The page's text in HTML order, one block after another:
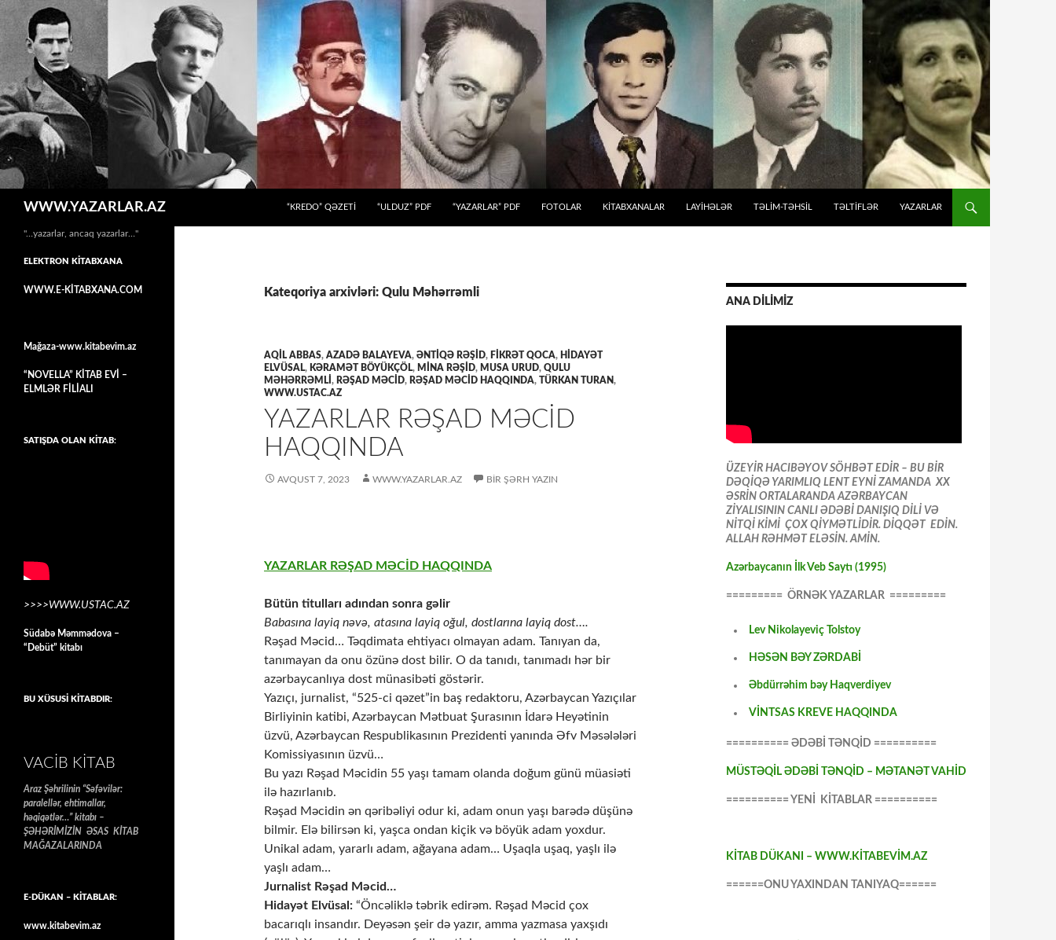
WWW.YAZARLAR.AZ
“KREDO” QƏZETİ
“ULDUZ” PDF “YAZARLAR” PDF FOTOLAR KİTABXANALAR LAYİHƏLƏR TƏLIM-TƏHSIL TƏLTİFLƏR YAZARLAR
Kateqoriya arxivləri: Qulu Məhərrəmli
AQİL ABBAS, AZADƏ BALAYEVA, ƏNTİQƏ RƏŞİD, FIKRƏT QOCA, HIDAYƏT
ELVÜSAL, KƏRAMƏT BÖYÜKÇÖL, MİNA RƏŞİD, MUSA URUD, QULU
MƏHƏRRƏMLI , RƏŞAD MƏCİD, RƏŞAD MƏCİD HAQQINDA, TÜRKAN TURAN,
WWW.USTAC.AZ
YAZARLAR RƏŞAD MƏCİD
HAQQINDA
AVQUST 7, 2023 WWW.YAZARLAR.AZ BIR ŞƏRH YAZIN
YAZARLAR RƏŞAD MƏCİD HAQQINDA
Bütün titulları adından sonra gəlir
Babasına layiq nəvə, atasına layiq oğul, dostlarına layiq dost….
Rəşad Məcid… Təqdimata ehtiyacı olmayan adam. Tanıyan da,
tanımayan da onu özünə dost bilir. O da tanıdı, tanımadı hər bir
azərbaycanlıya dost münasibəti göstərir.
Yazıçı, jurnalist, “525-ci qəzet”in baş redaktoru, Azərbaycan Yazıçılar
Birliyinin katibi, Azərbaycan Mətbuat Şurasının İdarə Heyətinin
üzvü, Azərbaycan Respublikasının Prezidenti yanında Əfv Məsələləri
Komissiyasının üzvü…
Bu yazı Rəşad Məcidin 55 yaşı tamam olanda doğum günü müasiəti
ilə hazırlanıb.
Rəşad Məcidin ən qəribəliyi odur ki, adam onun yaşı barədə düşünə
bilmir. Elə bilirsən ki, yaşca ondan kiçik və böyük adam yoxdur.
Unikal adam, yararlı adam, ağayana adam… Uşaqla uşaq, yaşlı ilə
yaşlı adam…
Jurnalist Rəşad Məcid…
Hidayət Elvüsal: “Öncəliklə təbrik edirəm. Rəşad Məcid çox
bacarıqlı insandır. Deyəsən şeir də yazır, amma yazmasa yaxşıdı
ANA DİLİMİZ
ÜZEYİR HACIBƏYOV SÖHBƏT EDİR – BU BİR
DƏQİQƏ YARIMLIQ LENT EYNİ ZAMANDA XX
ƏSRİN ORTALARANDA AZƏRBAYCAN
ZİYALISININ CANLI ƏDƏBİ DANIŞIQ DİLİ VƏ
NİTQİ KİMİ ÇOX QİYMƏTLİDİR. DİQQƏT EDİN.
ALLAH RƏHMƏT ELƏSİN. AMİN.
Azərbaycanın İlk Veb Saytı (1995)
========= ÖRNƏK YAZARLAR =========
Lev Nikolayeviç Tolstoy
HƏSƏN BƏY ZƏRDABİ
Əbdürrəhim bəy Haqverdiyev
VİNTSAS KREVE HAQQINDA
========== ƏDƏBİ TƏNQİD ==========
MÜSTƏQİL ƏDƏBİ TƏNQİD – MƏTANƏT VAHİD
========== YENİ KİTABLAR ==========
KİTAB DÜKANI – WWW.KİTABEVİM.AZ
======ONU YAXINDAN TANIYAQ======
"…yazarlar, ancaq yazarlar…"
ELEKTRON KİTABXANA
WWW.E-KİTABXANA.COM
Mağaza-www.kitabevim.az
“NOVELLA” KİTAB EVİ –
ELMLƏR FİLİALI
SATIŞDA OLAN KİTAB:
>>>>WWW.USTAC.AZ
Südabə Məmmədova –
“Debüt” kitabı
BU XÜSUSİ KİTABDIR:
VACIB KITAB
Araz Şəhrilinin “Səfəvilər:
paralellər, ehtimallar,
həqiqətlər…” kitabı –
ŞƏHƏRİMİZİN ƏSAS KİTAB
MAĞAZALARINDA
E-DÜKAN – KİTABLAR:
www.kitabevim.az